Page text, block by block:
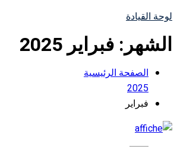
لوحة القيادة
الشهر: فبراير 2025
الصفحة الرئيسية
2025
فبراير